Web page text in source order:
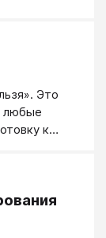
Это
любые
к